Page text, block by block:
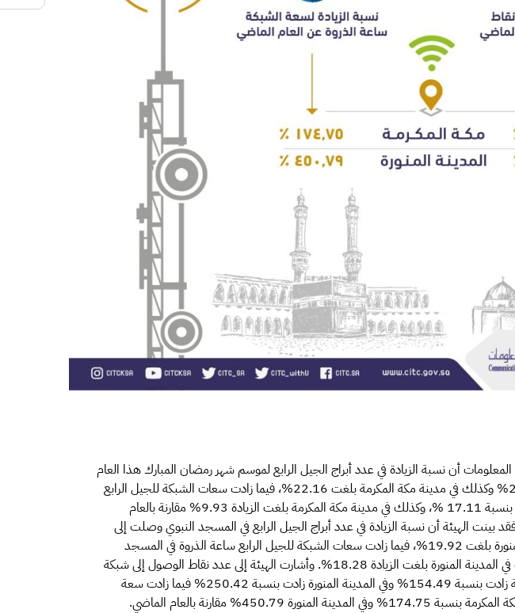
أن نسبة الزيادة في عدد أبراج الجيل الرابع لموسم شهر رمضان المبارك هذا العام
في المسجد الحرام بلغت 22.52% وكذلك في مدينة مكة المكرمة بلغت 22.16%، فيما زادت سعات الشبكة للجيل الرابع
ساعة الذروة في المسجد الحرام بنسبة 17.11 %، وكذلك في مدينة مكة المكرمة بلغت الزيادة 9.93% مقارنة بالعام
فقد بينت الهيئة أن نسبة الزيادة في عدد أبراج الجيل الرابع في المسجد النبوي وصلت إلى
20.48% وكذلك في المدينة المنورة بلغت 19.92%، فيما زادت سعات الشبكة للجيل الرابع ساعة الذروة في المسجد
النبوي بنسبة 22.92% وكذلك في المدينة المنورة بلغت الزيادة 18.28%. وأشارت الهيئة إلى عدد نقاط الوصول إلى شبكة
الواي فاي في مدينة مكة المكرمة زادت بنسبة 154.49% وفي المدينة المنورة زادت بنسبة 250.42% فيما زادت سعة
450.79% مقارنة بالعام الماضي.